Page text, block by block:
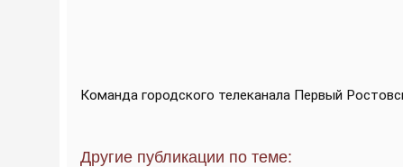
Команда городского телеканала Первый
Другие публикации по теме: